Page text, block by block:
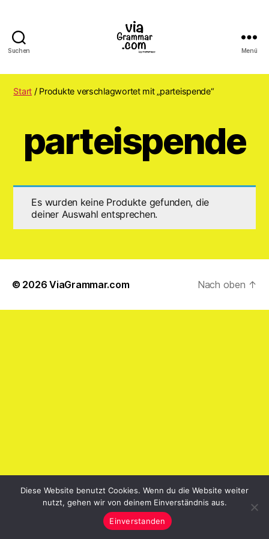
Suchen Menü
Start / Produkte verschlagwortet mit „parteispende“
parteispende
Es wurden keine Produkte gefunden, die
deiner Auswahl entsprechen.
© 2026ViaGrammar.com Nach oben ↑
Diese Website benutzt Cookies. Wenn du die Website weiter
nutzt, gehen wir von deinem Einverständnis aus.
Einverstanden